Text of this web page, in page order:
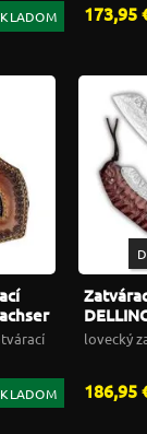
173,95
10
lovecký
186,95